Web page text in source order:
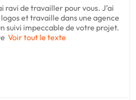
ravi de travailler pour vous. J’ai
et travaille dans une agence
suivi impeccable de votre projet.
Voir tout le texte